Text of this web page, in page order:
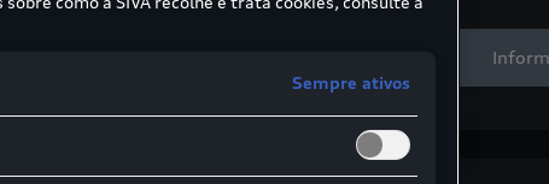
Sempre ativos